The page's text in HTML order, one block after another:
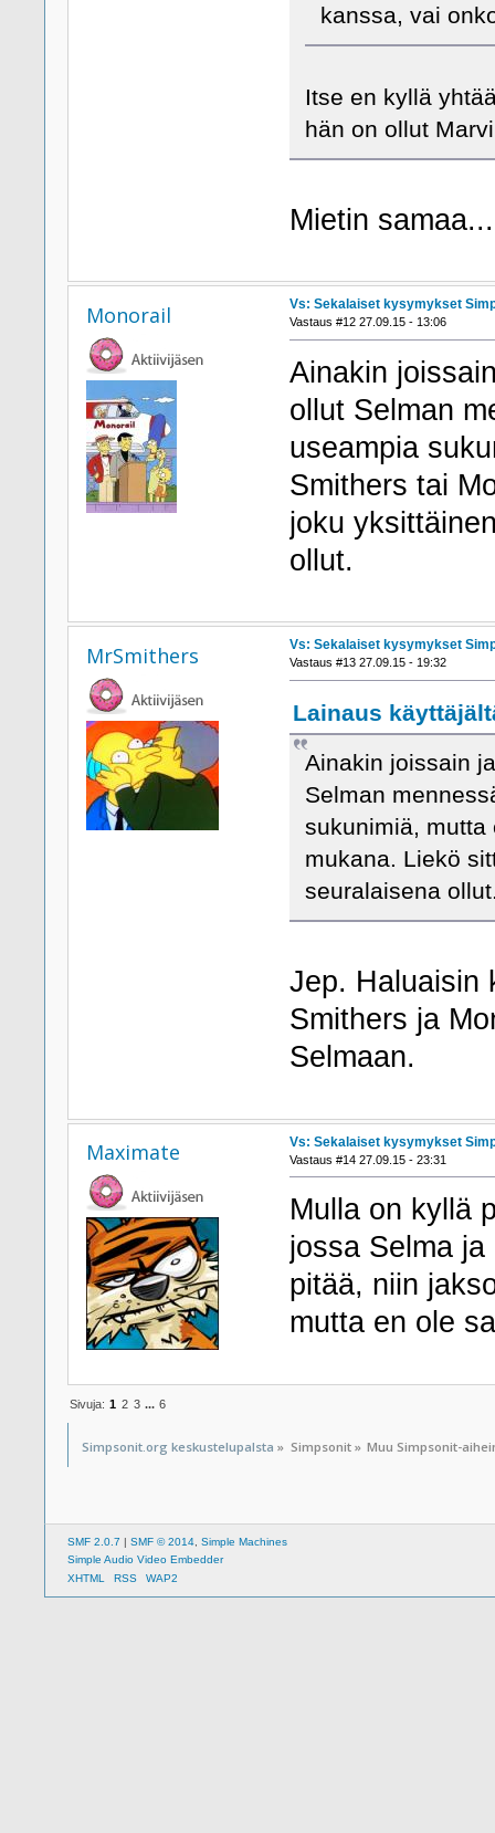
kanssa, vai
Itse en kyllä
hän on ollut
Mietin samaa...
Monorail Vs: Sekalaiset kysymykset
Vastaus #12 27.09.15 - 13:06
Ainakin
ollut Selman
useampia
Smithers tai
joku
ollut.
MrSmithers Vs: Sekalaiset kysymykset
Vastaus #13 27.09.15 - 19:32
Lainaus
Ainakin joissain
Selman
sukunimiä, mutta
mukana. Liekö
seuralaisena
Jep. Haluaisin
Smithers ja
Selmaan.
Maximate Vs: Sekalaiset kysymykset
Vastaus #14 27.09.15 - 23:31
Mulla on kyllä
jossa Selma
pitää, niin
mutta en ole
Sivuja: 1 2 3 ... 6
Simpsonit.org keskustelupalsta » Simpsonit» Muu Simpsonit-
SMF 2.0.7 | SMF © 2014 Simple Machines
Simple Audio Video Embedder
XHTML
RSS WAP2